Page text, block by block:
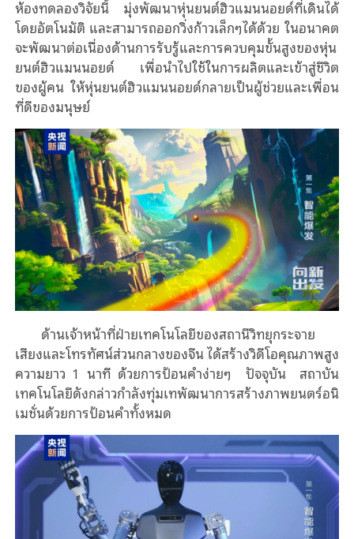
ห้องทดลองวิจัยนี้ มุ่งพัฒนาหุ่นยนต์ฮิวแมนนอยด์ที่เดินได้
โดยอัตโนมัติ และสามารถออกวิ่งก้าวเล็กๆได้ด้วย ในอนาคต
จะพัฒนาต่อเนื่องด้านการรับรู้และการควบคุมขั้นสูงของหุ่น
ยนต์ฮิวแมนนอยด์ เพื่อนำไปใช้ในการผลิตและเข้าสู่ชีวิต
ของผู้คน ให้หุ่นยนต์ฮิวแมนนอยด์กลายเป็นผู้ช่วยและเพื่อน
ที่ดีของมนุษย์
ด้านเจ้าหน้าที่ฝ่ายเทคโนโลยีของสถานีวิทยุกระจาย
เสียงและโทรทัศน์ส่วนกลางของจีน ได้สร้างวิดีโอคุณภาพสูง
ความยาว 1 นาที ด้วยการป้อนคําง่ายๆ ปัจจุบัน สถาบัน
เทคโนโลยีดังกล่าวกําลังทุ่มเทพัฒนาการสร้างภาพยนตร์อนิ
เมชั่นด้วยการป้อนคำทั้งหมด